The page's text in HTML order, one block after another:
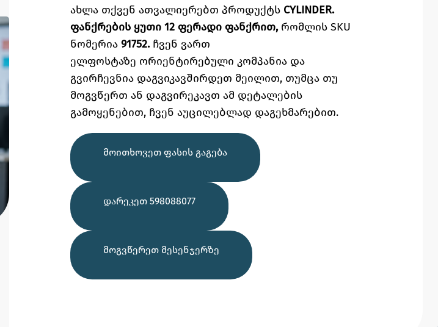
ახლა თქვენ ათვალიერებთ პროდუქტს CYLINDER.
ფანქრების ყუთი 12 ფერადი ფანქრით, რომლის SKU
ნომერია 91752. ჩვენ ვართ
ელფოსტაზე ორიენტირებული კომპანია და
გვირჩევნია დაგვიკავშირდეთ მეილით, თუმცა თუ
მოგვწერთ ან დაგვირეკავთ ამ დეტალების
გამოყენებით, ჩვენ აუცილებლად დაგეხმარებით.
ᲛᲝᲘᲗᲮᲝᲕᲔᲗ ᲤᲐᲡᲘᲡ ᲒᲐᲒᲔᲑᲐ
ᲓᲐᲠᲔᲙᲔᲗ 598088077
ᲛᲝᲒᲕᲬᲔᲠᲔᲗ ᲛᲔᲡᲔᲜᲯᲔᲠᲖᲔ